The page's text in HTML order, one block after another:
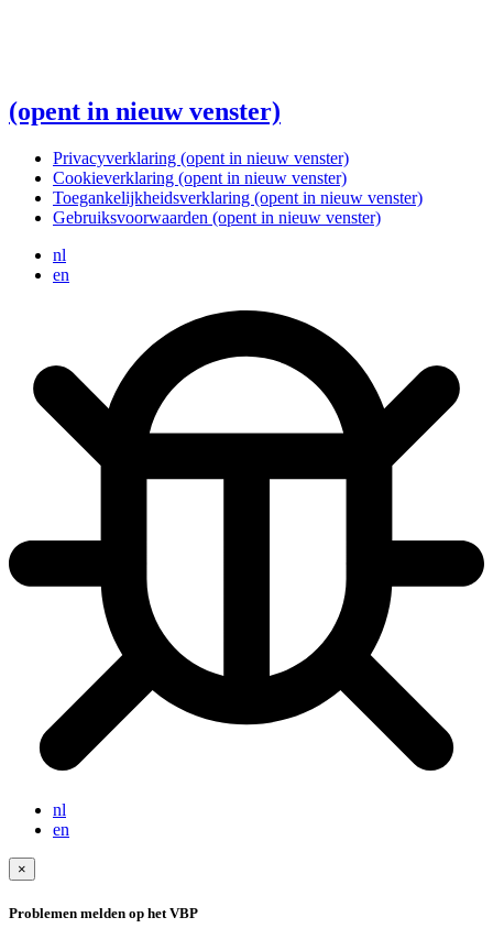
(opent in nieuw venster)
Privacyverklaring (opent in nieuw venster)
Cookieverklaring (opent in nieuw venster)
Toegankelijkheidsverklaring (opent in nieuw venster)
Gebruiksvoorwaarden (opent in nieuw venster)
nl
en
nl
en
×
Problemen melden op het VBP